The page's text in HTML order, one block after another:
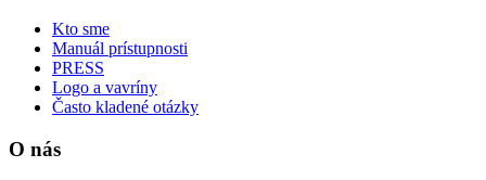
Kto sme
Manuál prístupnosti
PRESS
Logo a vavríny
Často kladené otázky
O nás